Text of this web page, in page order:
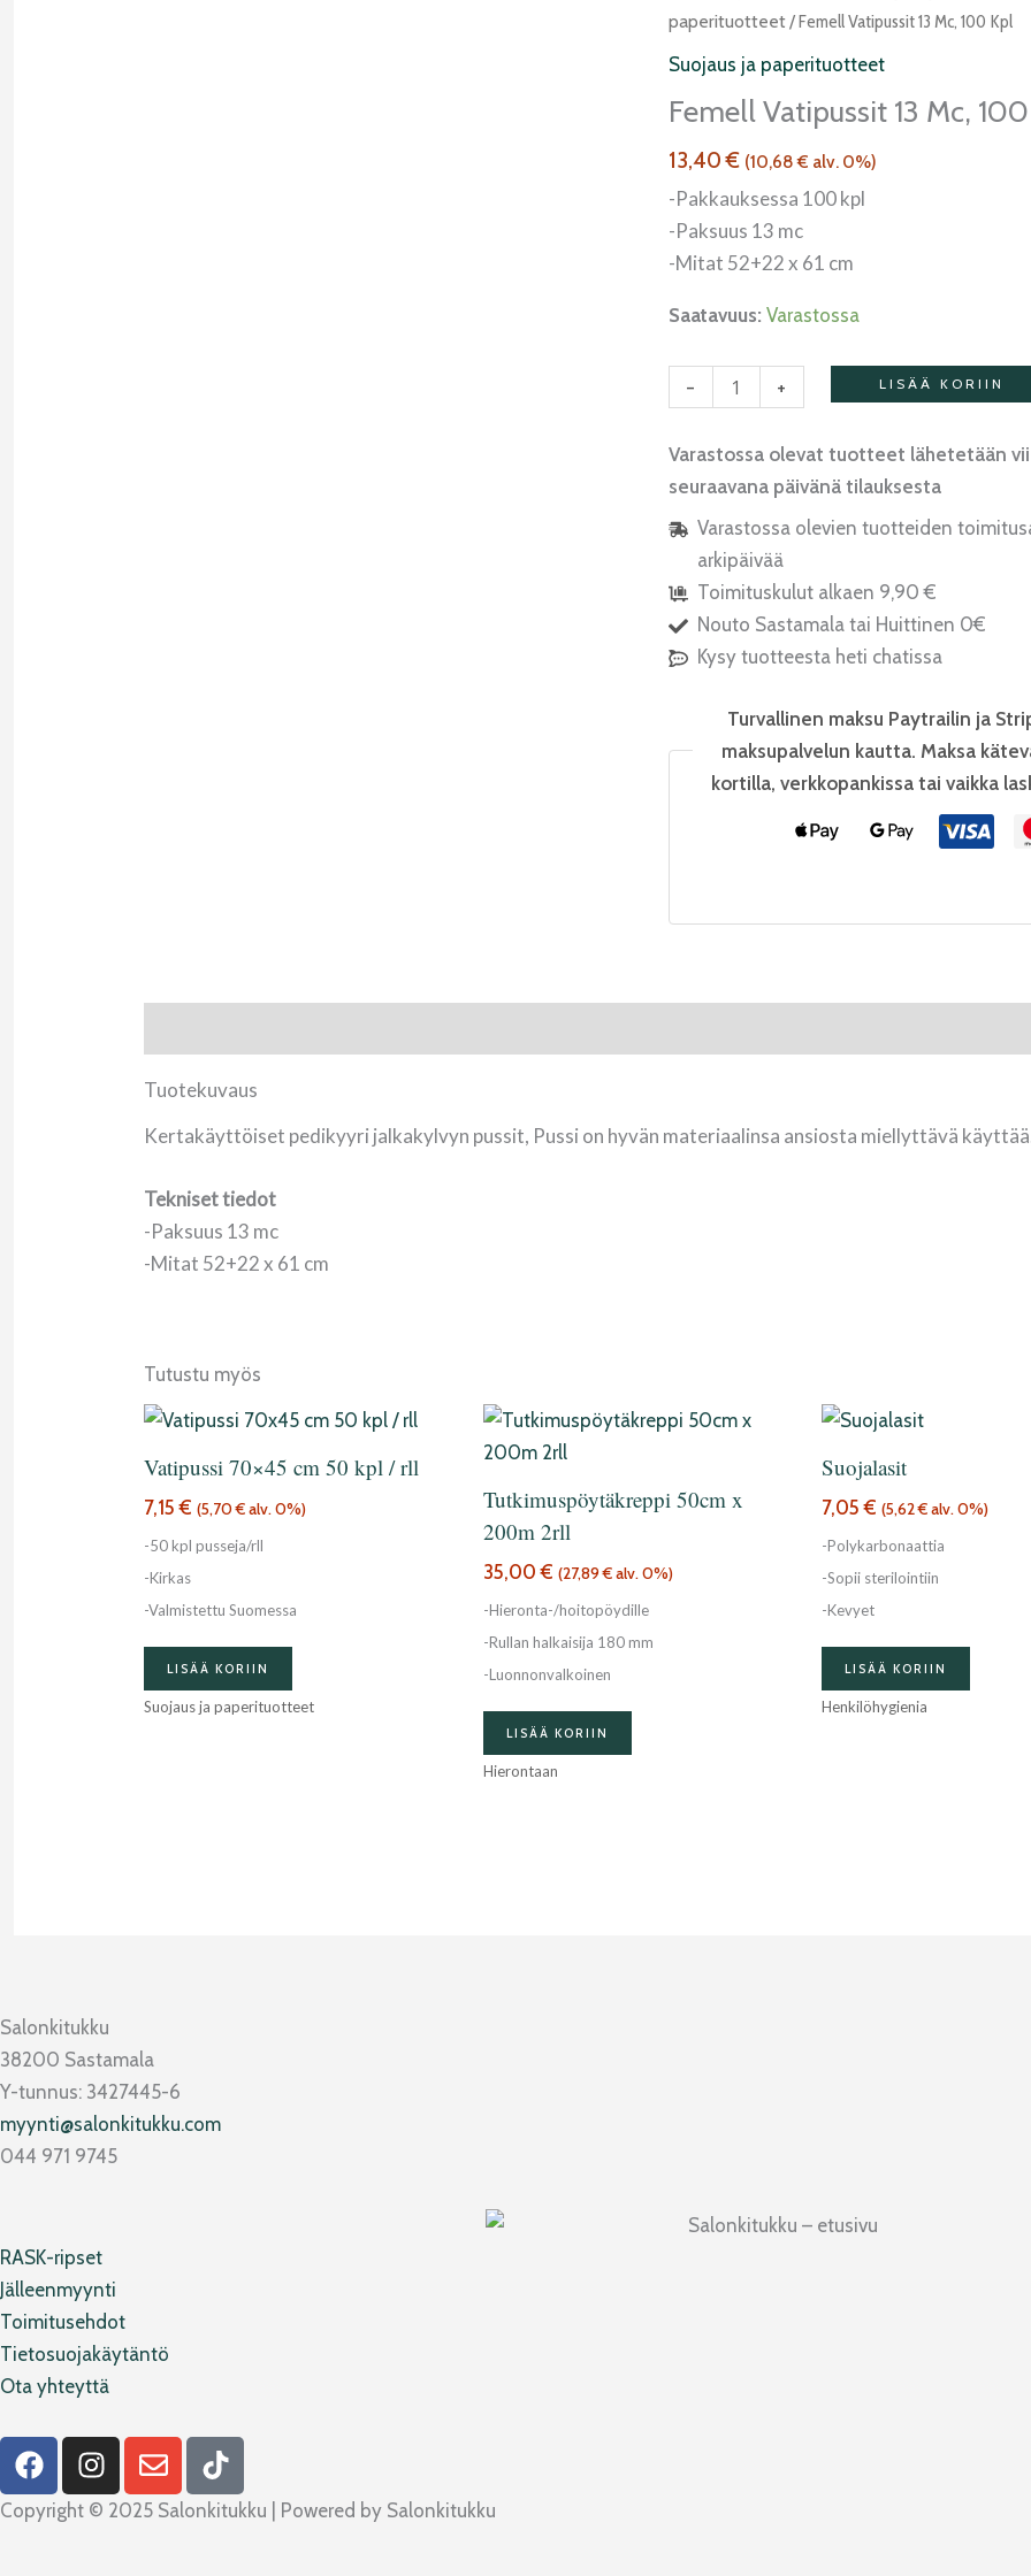
paperituotteet/ Femell Vatipussit 13 Mc, 100 Kpl
Suojaus ja paperituotteet
Femell Vatipussit 13 Mc,
13,40€ (10,68€ alv. 0%)
-Pakkauksessa 100 kpl
-Paksuus 13 mc
-Mitat 52+22 x 61 cm
Saatavuus: Varastossa
-
vatipussit
13
100
kpl
+ LISÄÄ KORIIN
Varastossa olevat tuotteet lähetetään
seuraavana päivänä tilauksesta
Varastossa olevien tuotteiden
arkipäivää
Toimituskulut alkaen 9,90 €
Nouto Sastamala tai Huittinen 0€
Kysy tuotteesta heti chatissa
Turvallinen maksu Paytrailin ja
maksupalvelun kautta. Maksa
kortilla, verkkopankissa tai vaikka
Tuotekuvaus
Kertakäyttöiset pedikyyri jalkakylvyn pussit, Pussi on hyvän materiaalinsa ansiosta miellyttävä
Tekniset tiedot
-Paksuus 13 mc
-Mitat 52+22 x 61 cm
Tutustu myös
Vatipussi 70×45 cm 50 kpl / rll
7,15€ (5,70€alv. 0%)
-50 kpl pusseja/rll
-Kirkas
-Valmistettu Suomessa
LISÄÄ KORIIN
Suojaus ja paperituotteet
Tutkimuspöytäkreppi 50cm x
200m 2rll
35,00€ (27,89€alv. 0%)
-Hieronta-/hoitopöydille
-Rullan halkaisija 180 mm
-Luonnonvalkoinen
LISÄÄ KORIIN
Hierontaan
Suojalasit
7,05€ (5,62€alv. 0%)
-Polykarbonaattia
-Sopii sterilointiin
-Kevyet
LISÄÄ KORIIN
Henkilöhygienia
Salonkitukku
38200 Sastamala
Y-tunnus: 3427445-6
myynti@salonkitukku.com
044 971 9745
RASK-ripset
Jälleenmyynti
Toimitusehdot
Tietosuojakäytäntö
Ota yhteyttä
F
a
c
I
n
s
E
n
v
T
i
k
Copyright © 2025 Salonkitukku | Powered by Salonkitukku